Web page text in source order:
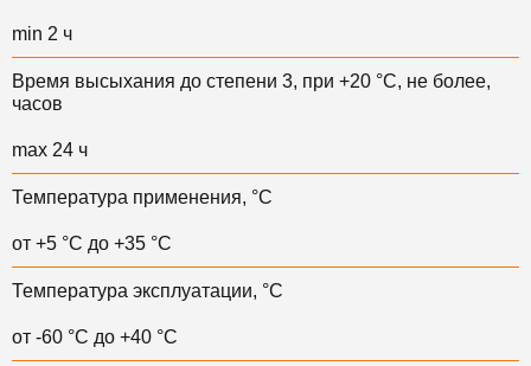
min 2 ч
Время высыхания до степени 3, при +20 °C, не более,
часов
max 24 ч
Температура применения, °С
от +5 °С до +35 °С
Температура эксплуатации, °С
от -60 °С до +40 °С